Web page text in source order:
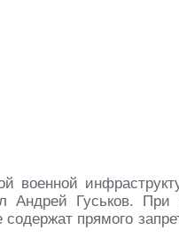
военной
Андрей Гуськов.
прямого